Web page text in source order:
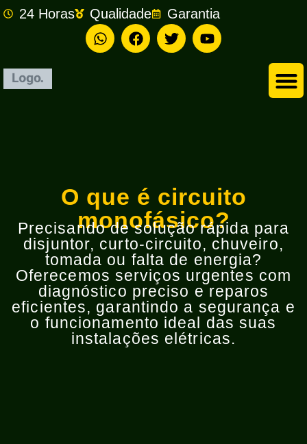
24 Horas Qualidade Garantia
O que é circuito
monofásico?
Precisando de solução rápida para
disjuntor, curto-circuito, chuveiro,
tomada ou falta de energia?
Oferecemos serviços urgentes com
diagnóstico preciso e reparos
eficientes, garantindo a segurança e
o funcionamento ideal das suas
instalações elétricas.